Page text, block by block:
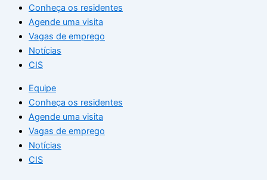
Conheça os residentes
Agende uma visita
Vagas de emprego
Notícias
CIS
Equipe
Conheça os residentes
Agende uma visita
Vagas de emprego
Notícias
CIS